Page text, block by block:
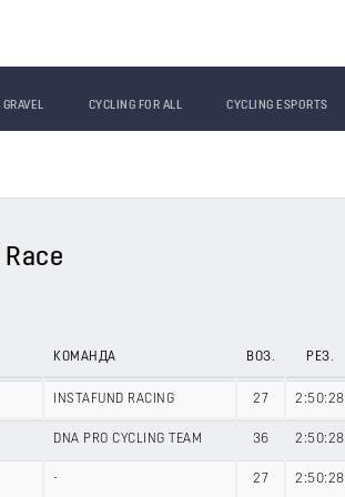
GRAVEL CYCLING FOR ALL CYCLING ESPORTS
КОМАНДА ВОЗ. РЕЗ.
INSTAFUND RACING 27 2:50:28
DNA PRO CYCLING TEAM 36 2:50:28
- 27 2:50:28